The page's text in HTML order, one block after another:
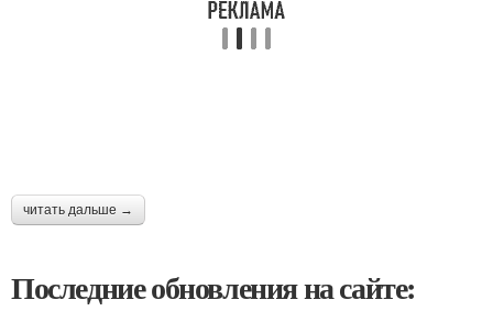
читать дальше →
Последние обновления на сайте: